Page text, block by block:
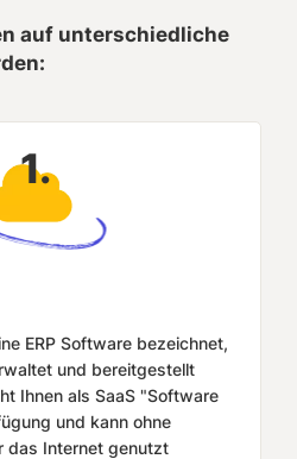
auf unterschiedliche
1.
ERP Software bezeichnet,
und bereitgestellt
Ihnen als SaaS "Software
und kann ohne
das Internet genutzt